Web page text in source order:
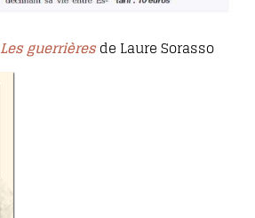
Les guerrièresde Laure Sorasso